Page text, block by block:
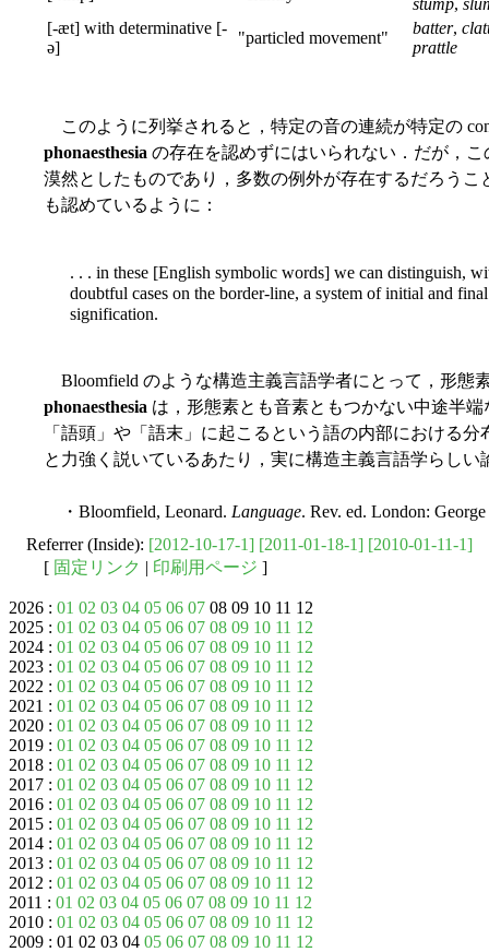
[-æt] with determinative [-
ə]
"particled movement"
batter,
prattle
このように列挙されると，特定の音の連続が特定の
phonaesthesia の存在を認めずにはいられない．だが，
漠然としたものであり，多数の例外が存在するだろうこ
も認めているように：
. . . in these [English symbolic words] we can distinguish,
doubtful cases on the border-line, a system of initial and
signification.
Bloomfield のような構造主義言語学者にとって，形態
phonaesthesia は，形態素とも音素ともつかない中途半
「語頭」や「語末」に起こるという語の内部における
と力強く説いているあたり，実に構造主義言語学らしい
・Bloomfield, Leonard. Language. Rev. ed. London:
Referrer (Inside): [2012-10-17-1] [2011-01-18-1] [2010-01-11-1]
[ 固定リンク | 印刷用ページ ]
2026 : 01 02 03 04 05 06 07 08 09 10 11 12
2025 : 01 02 03 04 05 06 07 08 09 10 11 12
2024 : 01 02 03 04 05 06 07 08 09 10 11 12
2023 : 01 02 03 04 05 06 07 08 09 10 11 12
2022 : 01 02 03 04 05 06 07 08 09 10 11 12
2021 : 01 02 03 04 05 06 07 08 09 10 11 12
2020 : 01 02 03 04 05 06 07 08 09 10 11 12
2019 : 01 02 03 04 05 06 07 08 09 10 11 12
2018 : 01 02 03 04 05 06 07 08 09 10 11 12
2017 : 01 02 03 04 05 06 07 08 09 10 11 12
2016 : 01 02 03 04 05 06 07 08 09 10 11 12
2015 : 01 02 03 04 05 06 07 08 09 10 11 12
2014 : 01 02 03 04 05 06 07 08 09 10 11 12
2013 : 01 02 03 04 05 06 07 08 09 10 11 12
2012 : 01 02 03 04 05 06 07 08 09 10 11 12
2011 : 01 02 03 04 05 06 07 08 09 10 11 12
2010 : 01 02 03 04 05 06 07 08 09 10 11 12
2009 : 01 02 03 04 05 06 07 08 09 10 11 12